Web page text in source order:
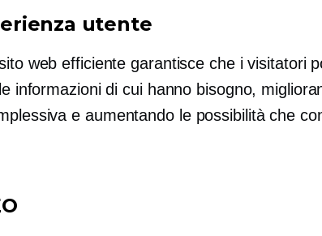
utente
web efficiente garantisce che i visitatori
informazioni di cui hanno bisogno,
e aumentando le possibilità che